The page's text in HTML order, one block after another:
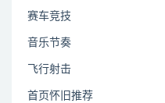
赛车竞技
音乐节奏
飞行射击
首页怀旧推荐